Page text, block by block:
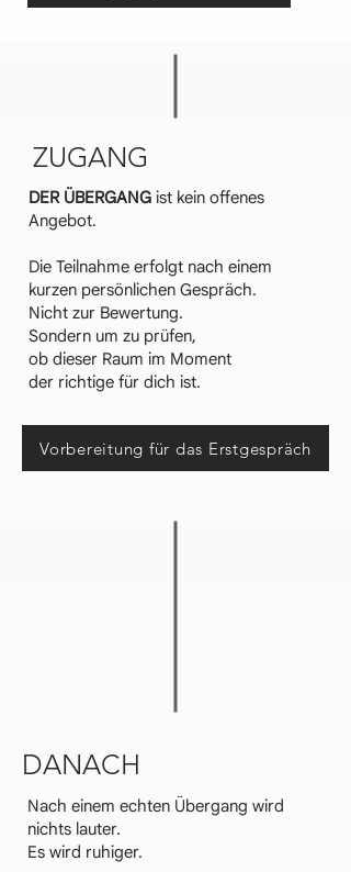
ZUGANG
DER ÜBERGANG ist kein offenes
Angebot.
Die Teilnahme erfolgt nach einem
kurzen persönlichen Gespräch.
Nicht zur Bewertung.
Sondern um zu prüfen,
ob dieser Raum im Moment
der richtige für dich ist.
Vorbereitung für das Erstgespräch
DANACH
Nach einem echten Übergang wird
nichts lauter.
Es wird ruhiger.